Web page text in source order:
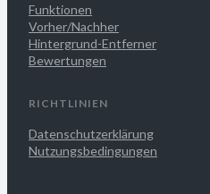
Funktionen
Vorher/Nachher
Hintergrund-Entferner
Bewertungen
RICHTLINIEN
Datenschutzerklärung
Nutzungsbedingungen